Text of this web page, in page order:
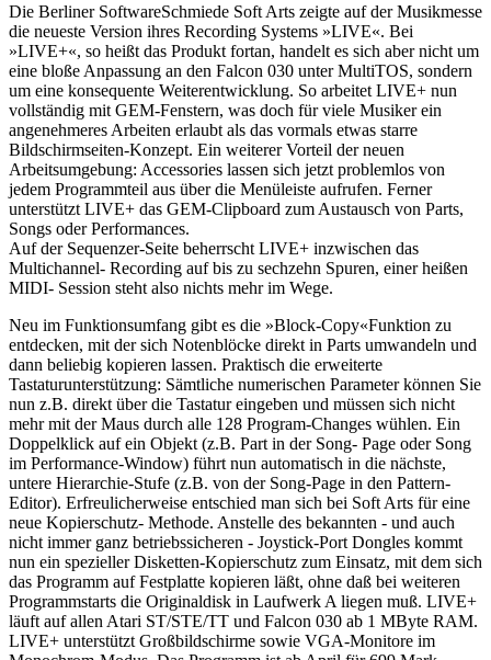
Die Berliner SoftwareSchmiede Soft Arts zeigte auf der Musikmesse
die neueste Version ihres Recording Systems »LIVE«. Bei
»LIVE+«, so heißt das Produkt fortan, handelt es sich aber nicht um
eine bloße Anpassung an den Falcon 030 unter MultiTOS, sondern
um eine konsequente Weiterentwicklung. So arbeitet LIVE+ nun
vollständig mit GEM-Fenstern, was doch für viele Musiker ein
angenehmeres Arbeiten erlaubt als das vormals etwas starre
Bildschirmseiten-Konzept. Ein weiterer Vorteil der neuen
Arbeitsumgebung: Accessories lassen sich jetzt problemlos von
jedem Programmteil aus über die Menüleiste aufrufen. Ferner
unterstützt LIVE+ das GEM-Clipboard zum Austausch von Parts,
Songs oder Performances.
Auf der Sequenzer-Seite beherrscht LIVE+ inzwischen das
Multichannel- Recording auf bis zu sechzehn Spuren, einer heißen
MIDI- Session steht also nichts mehr im Wege.
Neu im Funktionsumfang gibt es die »Block-Copy«Funktion zu
entdecken, mit der sich Notenblöcke direkt in Parts umwandeln und
dann beliebig kopieren lassen. Praktisch die erweiterte
Tastaturunterstützung: Sämtliche numerischen Parameter können Sie
nun z.B. direkt über die Tastatur eingeben und müssen sich nicht
mehr mit der Maus durch alle 128 Program-Changes wühlen. Ein
Doppelklick auf ein Objekt (z.B. Part in der Song- Page oder Song
im Performance-Window) führt nun automatisch in die nächste,
untere Hierarchie-Stufe (z.B. von der Song-Page in den Pattern-
Editor). Erfreulicherweise entschied man sich bei Soft Arts für eine
neue Kopierschutz- Methode. Anstelle des bekannten - und auch
nicht immer ganz betriebssicheren - Joystick-Port Dongles kommt
nun ein spezieller Disketten-Kopierschutz zum Einsatz, mit dem sich
das Programm auf Festplatte kopieren läßt, ohne daß bei weiteren
Programmstarts die Originaldisk in Laufwerk A liegen muß. LIVE+
läuft auf allen Atari ST/STE/TT und Falcon 030 ab 1 MByte RAM.
LIVE+ unterstützt Großbildschirme sowie VGA-Monitore im